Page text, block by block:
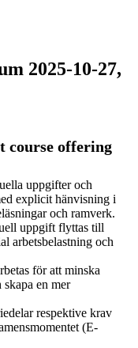
2025-10-27,
course offering
uppgifter och
explicit hänvisning i
och ramverk.
uppgift flyttas till
arbetsbelastning och
för att minska
en mer
respektive krav
(E-